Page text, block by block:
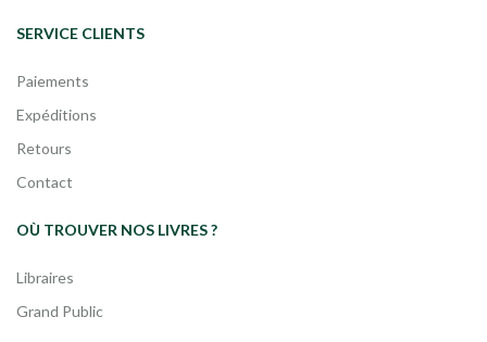
SERVICE CLIENTS
Paiements
Expéditions
Retours
Contact
OÙ TROUVER NOS LIVRES ?
Libraires
Grand Public